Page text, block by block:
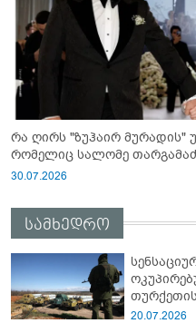
რა ღირს "ზუჰაირ მურადის" ულამაზესი საქორწინო კაბა,
რომელიც სალომე
30.07.2026
სამხედრო
სამიტი
20.07.2026